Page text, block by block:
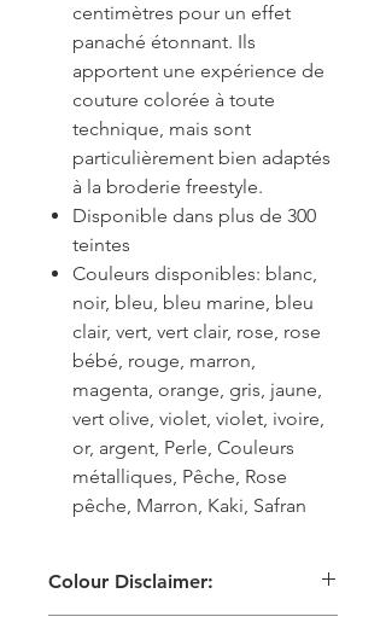
centimètres pour un effet
panaché étonnant. Ils
apportent une expérience de
couture colorée à toute
technique, mais sont
particulièrement bien adaptés
à la broderie freestyle.
Disponible dans plus de 300
teintes
Couleurs disponibles: blanc,
noir, bleu, bleu marine, bleu
clair, vert, vert clair, rose, rose
bébé, rouge, marron,
magenta, orange, gris, jaune,
vert olive, violet, violet, ivoire,
or, argent, Perle, Couleurs
métalliques, Pêche, Rose
pêche, Marron, Kaki, Safran
Colour Disclaimer: